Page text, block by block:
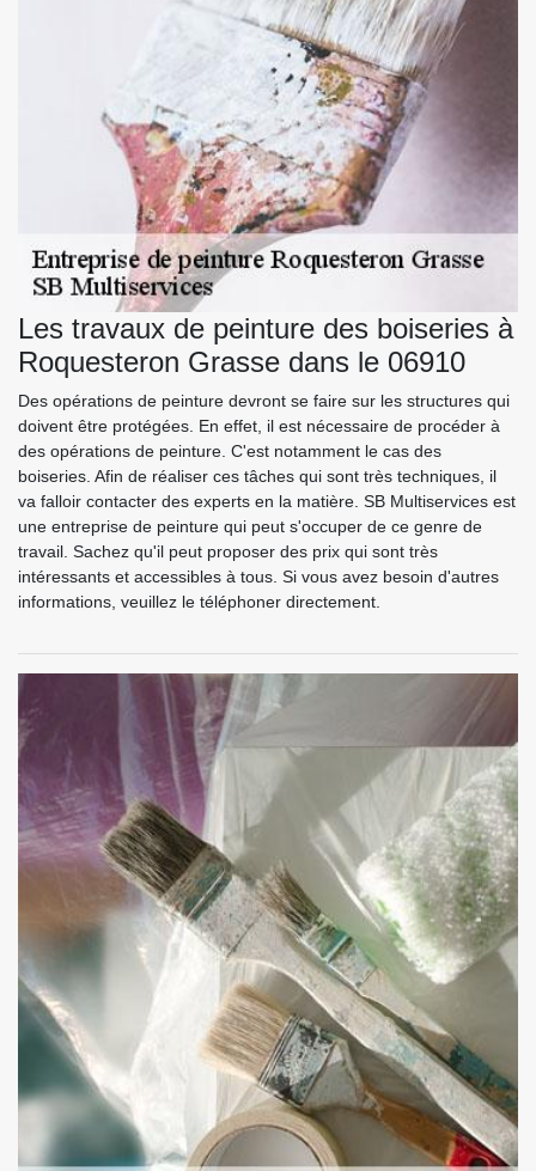
Les travaux de peinture des boiseries à
Roquesteron Grasse dans le 06910
Des opérations de peinture devront se faire sur les structures qui
doivent être protégées. En effet, il est nécessaire de procéder à
des opérations de peinture. C'est notamment le cas des
boiseries. Afin de réaliser ces tâches qui sont très techniques, il
va falloir contacter des experts en la matière. SB Multiservices est
une entreprise de peinture qui peut s'occuper de ce genre de
travail. Sachez qu'il peut proposer des prix qui sont très
intéressants et accessibles à tous. Si vous avez besoin d'autres
informations, veuillez le téléphoner directement.